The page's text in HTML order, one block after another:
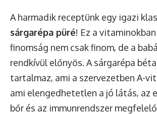
A harmadik receptünk egy igazi
sárgarépa püré! Ez a
finomság nem csak finom, de a
rendkívül előnyös. A sárgarépa
tartalmaz, ami a szervezetben A-
ami elengedhetetlen a jó látás, az
bőr és az immunrendszer megfelelő